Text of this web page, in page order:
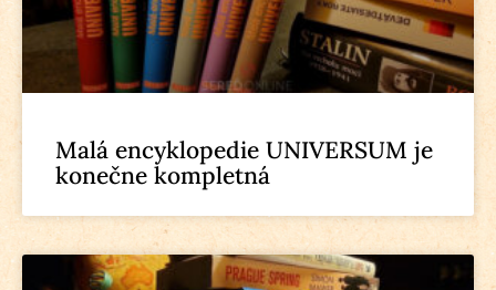
Malá encyklopedie UNIVERSUM je
konečne kompletná